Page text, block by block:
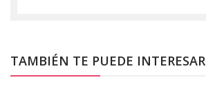
TAMBIÉN TE PUEDE INTERESAR